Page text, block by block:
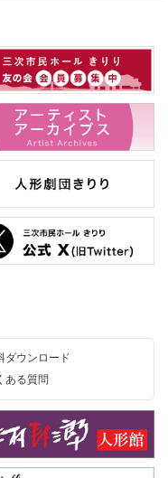
ダウンロード
ある質問